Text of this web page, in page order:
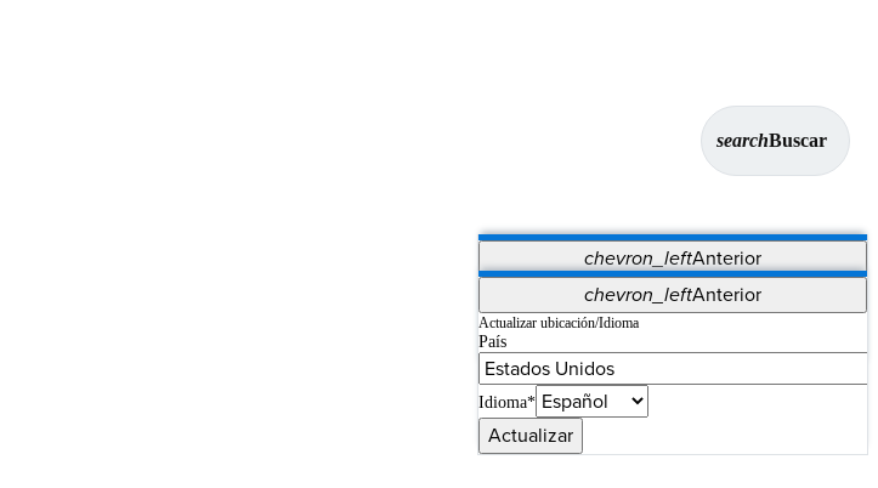
searchBuscar
chevron_leftAnterior
Vet Systems OrthoPedia Patient
Supplier Portal
Synergy Imaging & Resection
chevron_leftAnterior
Actualizar ubicación/Idioma
País
Idioma*
Actualizar